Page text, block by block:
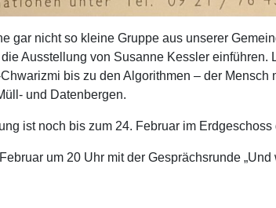
gar nicht so kleine Gruppe aus unserer
Ausstellung von Susanne Kessler
bis zu den Algorithmen – der
und Datenbergen.
ist noch bis zum 24. Februar im
um 20 Uhr mit der Gesprächsrunde